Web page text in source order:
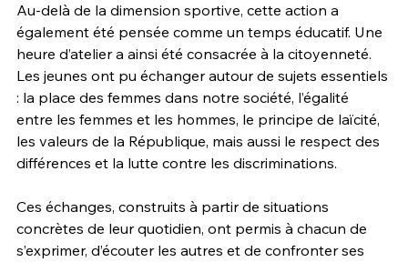
Au-delà de la dimension sportive, cette action a
également été pensée comme un temps éducatif. Une
heure d’atelier a ainsi été consacrée à la citoyenneté.
Les jeunes ont pu échanger autour de sujets essentiels
: la place des femmes dans notre société, l’égalité
entre les femmes et les hommes, le principe de laïcité,
les valeurs de la République, mais aussi le respect des
différences et la lutte contre les discriminations.
Ces échanges, construits à partir de situations
concrètes de leur quotidien, ont permis à chacun de
s’exprimer, d’écouter les autres et de confronter ses